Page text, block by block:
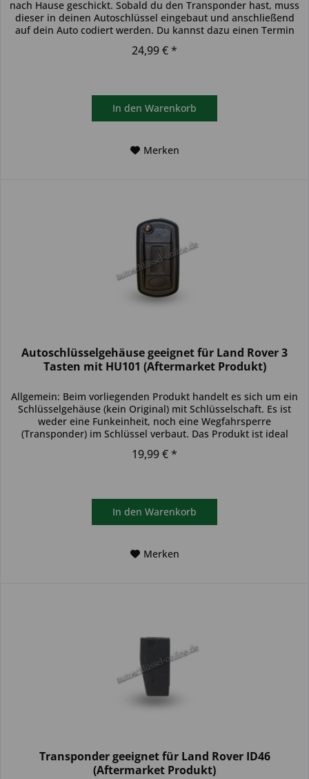
nach Hause geschickt. Sobald du den Transponder hast, muss
dieser in deinen Autoschlüssel eingebaut und anschließend
auf dein Auto codiert werden. Du kannst dazu einen Termin
24,99 € *
In den Warenkorb
Merken
Autoschlüsselgehäuse geeignet für Land Rover 3
Tasten mit HU101 (Aftermarket Produkt)
Allgemein: Beim vorliegenden Produkt handelt es sich um ein
Schlüsselgehäuse (kein Original) mit Schlüsselschaft. Es ist
weder eine Funkeinheit, noch eine Wegfahrsperre
(Transponder) im Schlüssel verbaut. Das Produkt ist ideal
19,99 € *
In den Warenkorb
Merken
Transponder geeignet für Land Rover ID46
(Aftermarket Produkt)